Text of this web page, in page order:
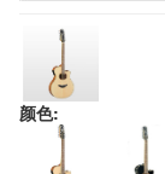
颜色: